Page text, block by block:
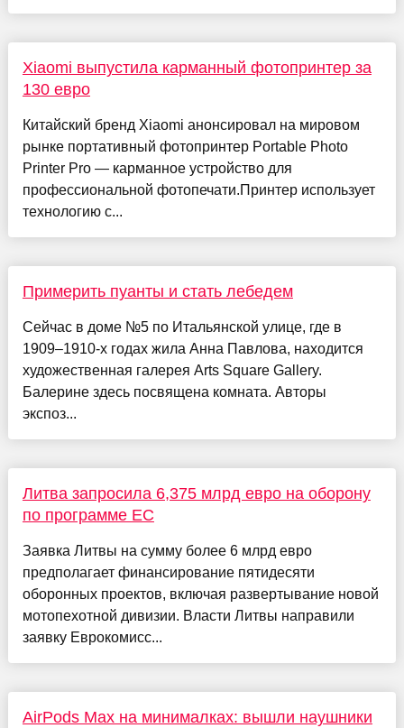
Xiaomi выпустила карманный фотопринтер за
130 евро
Китайский бренд Xiaomi анонсировал на мировом
рынке портативный фотопринтер Portable Photo
Printer Pro — карманное устройство для
профессиональной фотопечати.Принтер использует
технологию с...
Примерить пуанты и стать лебедем
Сейчас в доме №5 по Итальянской улице, где в
1909–1910-х годах жила Анна Павлова, находится
художественная галерея Arts Square Gallery.
Балерине здесь посвящена комната. Авторы
экспоз...
Литва запросила 6,375 млрд евро на оборону
по программе ЕС
Заявка Литвы на сумму более 6 млрд евро
предполагает финансирование пятидесяти
оборонных проектов, включая развертывание новой
мотопехотной дивизии. Власти Литвы направили
заявку Еврокомисс...
AirPods Max на минималках: вышли наушники